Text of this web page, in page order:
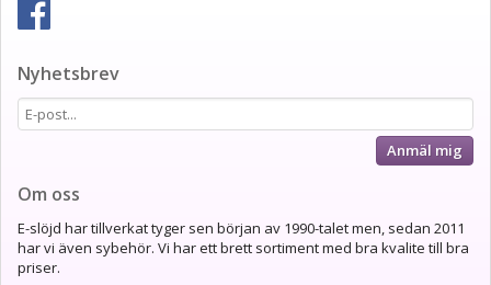
Nyhetsbrev
Anmäl mig
Om oss
E-slöjd har tillverkat tyger sen början av 1990-talet men, sedan 2011
har vi även sybehör. Vi har ett brett sortiment med bra kvalite till bra
priser.